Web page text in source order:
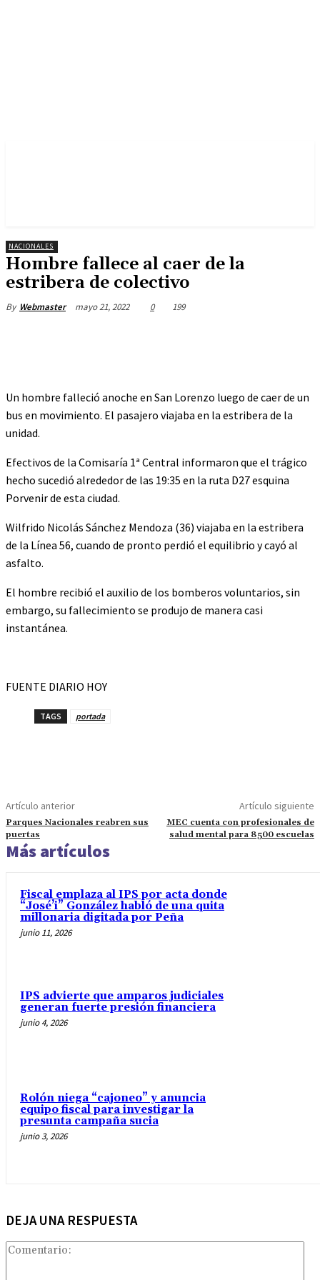
NACIONALES
Hombre fallece al caer de la
estribera de colectivo
By Webmaster mayo 21, 2022 0 199
Un hombre falleció anoche en San Lorenzo luego de caer de un
bus en movimiento. El pasajero viajaba en la estribera de la
unidad.
Efectivos de la Comisaría 1ª Central informaron que el trágico
hecho sucedió alrededor de las 19:35 en la ruta D27 esquina
Porvenir de esta ciudad.
Wilfrido Nicolás Sánchez Mendoza (36) viajaba en la estribera
de la Línea 56, cuando de pronto perdió el equilibrio y cayó al
asfalto.
El hombre recibió el auxilio de los bomberos voluntarios, sin
embargo, su fallecimiento se produjo de manera casi
instantánea.
FUENTE DIARIO HOY
TAGS portada
Artículo anterior
Parques Nacionales reabren sus
puertas
Artículo siguiente
MEC cuenta con profesionales de
salud mental para 8500 escuelas
Más artículos
Fiscal emplaza al IPS por acta donde
“José’i” González habló de una quita
millonaria digitada por Peña
junio 11, 2026
IPS advierte que amparos judiciales
generan fuerte presión financiera
junio 4, 2026
Rolón niega “cajoneo” y anuncia
equipo fiscal para investigar la
presunta campaña sucia
junio 3, 2026
DEJA UNA RESPUESTA